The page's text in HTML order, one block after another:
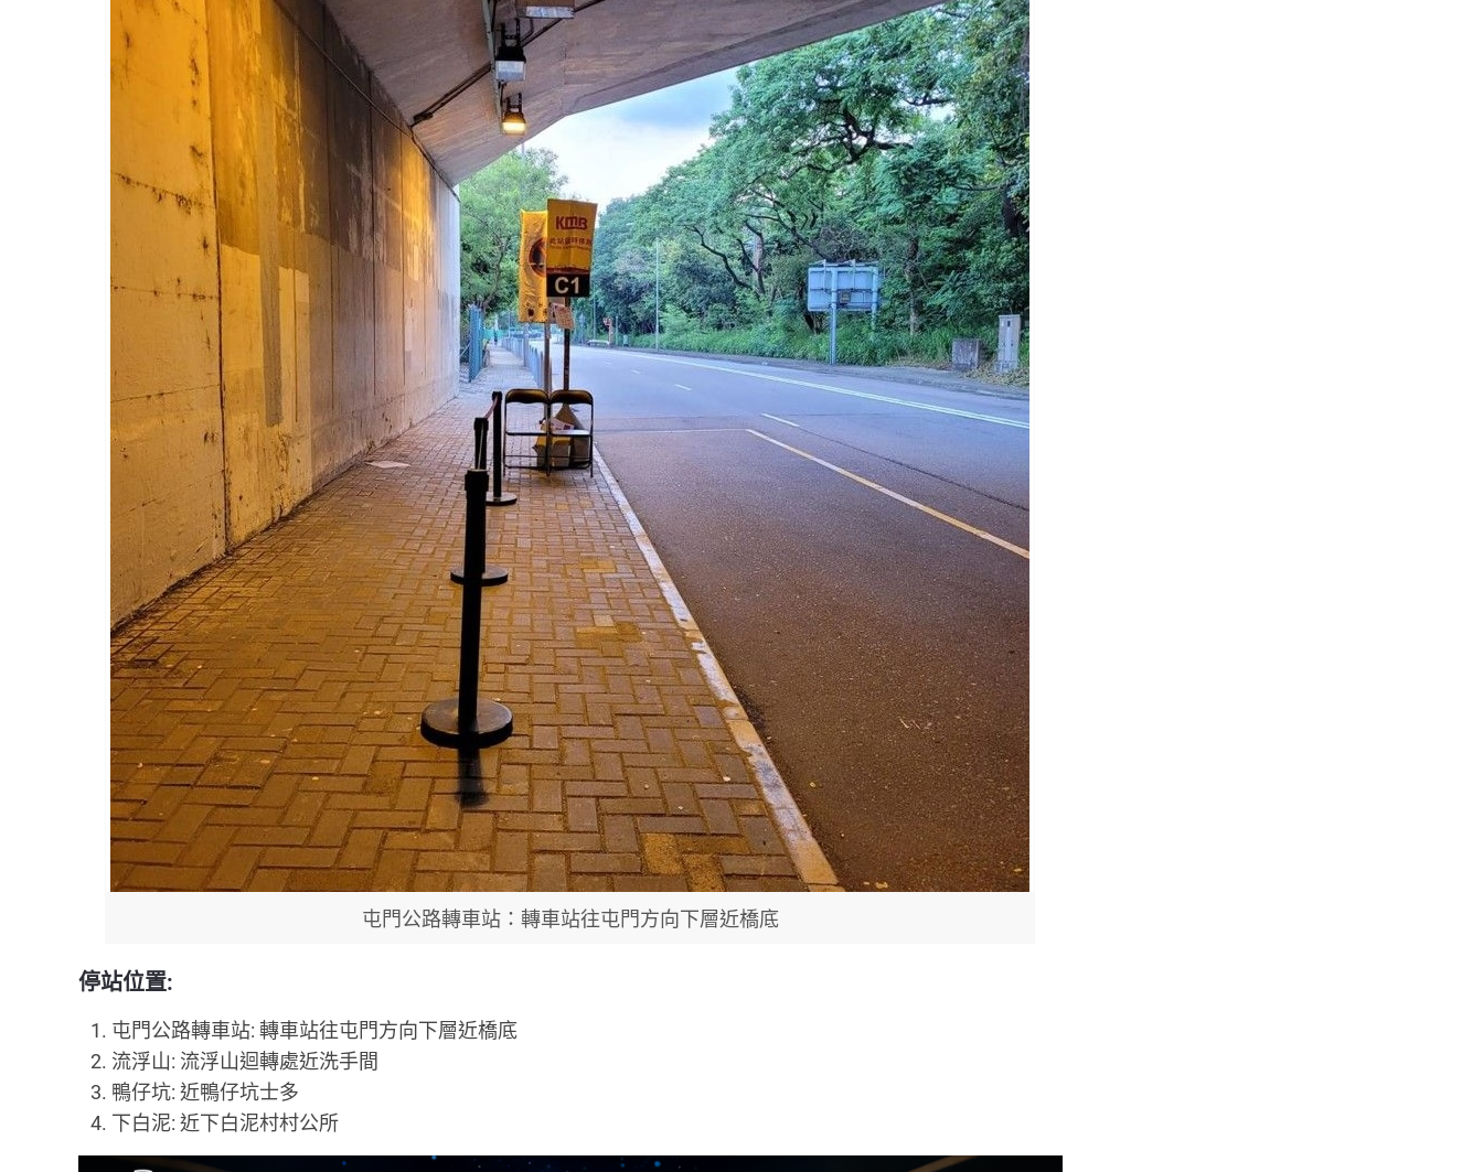
屯門公路轉車站：轉車站往屯門方向下層近橋底
停站位置:
屯門公路轉車站: 轉車站往屯門方向下層近橋底
流浮山: 流浮山迴轉處近洗手間
鴨仔坑: 近鴨仔坑士多
下白泥: 近下白泥村村公所